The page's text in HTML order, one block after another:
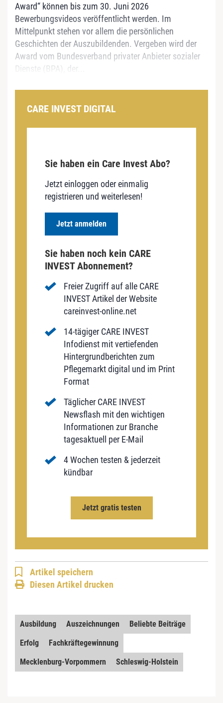
Award“ können bis zum 30. Juni 2026
Bewerbungsvideos veröffentlicht werden. Im
Mittelpunkt stehen vor allem die persönlichen
Geschichten der Auszubildenden. Vergeben wird der
Award vom Bundesverband privater Anbieter sozialer
Dienste (BPA), der...
CARE INVEST DIGITAL
Sie haben ein Care Invest Abo?
Jetzt einloggen oder einmalig
registrieren und weiterlesen!
Jetzt anmelden
Sie haben noch kein CARE
INVEST Abonnement?
Freier Zugriff auf alle CARE
INVEST Artikel der Website
careinvest-online.net
14-tägiger CARE INVEST
Infodienst mit vertiefenden
Hintergrundberichten zum
Pflegemarkt digital und im Print
Format
Täglicher CARE INVEST
Newsflash mit den wichtigen
Informationen zur Branche
tagesaktuell per E-Mail
4 Wochen testen & jederzeit
kündbar
Jetzt gratis testen
Artikel speichern
Diesen Artikel drucken
Ausbildung Auszeichnungen
Beliebte Beiträge
Erfolg
Fachkräftegewinnung
Mecklenburg-Vorpommern
Schleswig-Holstein